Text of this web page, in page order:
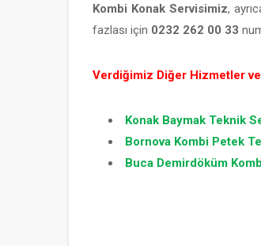
Kombi Konak Servisimiz,
fazlası için 0232 262 00 33
Verdiğimiz Diğer Hizmetler
Konak Baymak Teknik
Bornova Kombi Petek
Buca Demirdöküm